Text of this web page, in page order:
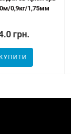
0,9кг/1,75мм
грн.
КУПИТИ